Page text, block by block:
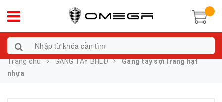
Trang chủ GĂNG TAY BHLĐ
Găng tay sợi tráng hạt
nhựa